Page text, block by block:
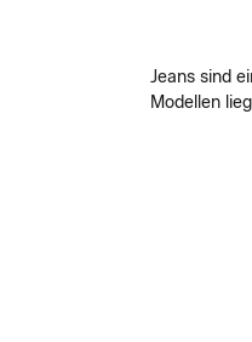
Jeans sind
Modellen